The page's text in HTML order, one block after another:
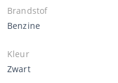
Brandstof
Benzine
Kleur
Zwart